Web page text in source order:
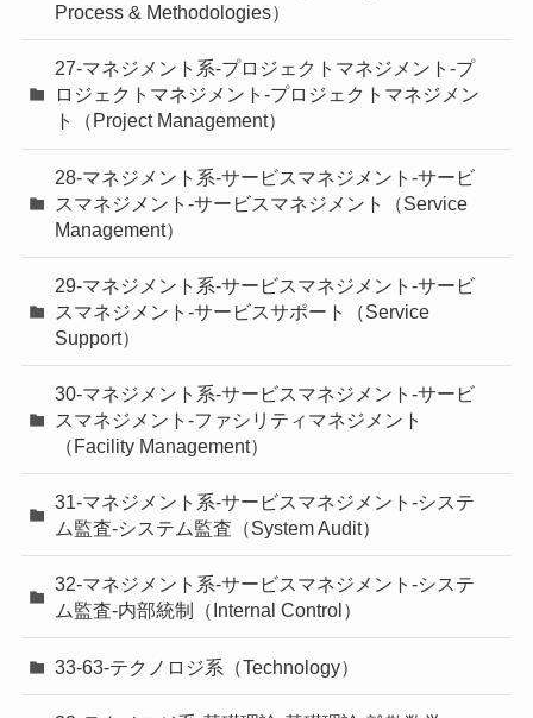
Process & Methodologies）
27-マネジメント系-プロジェクトマネジメント-プ
ロジェクトマネジメント-プロジェクトマネジメン
ト（Project Management）
28-マネジメント系-サービスマネジメント-サービ
スマネジメント-サービスマネジメント（Service
Management）
29-マネジメント系-サービスマネジメント-サービ
スマネジメント-サービスサポート（Service
Support）
30-マネジメント系-サービスマネジメント-サービ
スマネジメント-ファシリティマネジメント
（Facility Management）
31-マネジメント系-サービスマネジメント-システ
ム監査-システム監査（System Audit）
32-マネジメント系-サービスマネジメント-システ
ム監査-内部統制（Internal Control）
33-63-テクノロジ系（Technology）